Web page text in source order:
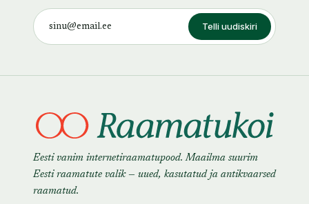
Telli uudiskiri
Eesti vanim internetiraamatupood. Maailma suurim
Eesti raamatute valik — uued, kasutatud ja antikvaarsed
raamatud.